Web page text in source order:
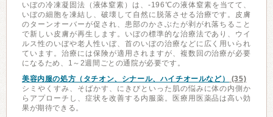
いぼの冷凍凝固法（液体窒素）は、-196℃の液体窒素を当てて、
いぼの細胞を凍結し、破壊して自然に脱落させる治療です。皮膚
のターンオーバーが促され、患部のかさぶたが剥がれ落ちること
で新しい皮膚が再生します。いぼの標準的な治療法であり、ウイ
ルス性のいぼや老人性いぼ、首のいぼの治療などに広く用いられ
ています。治療には保険が適用されますが、複数回の治療が必要
になるため、1～2週間ごとの通院が必要です。
美容内服の処方（タチオン、シナール、ハイチオールなど）
(35)
シミやくすみ、そばかす、にきびといった肌の悩みに体の内側か
らアプローチし、症状を改善する内服薬。医療用医薬品は高い効
果が期待できる。